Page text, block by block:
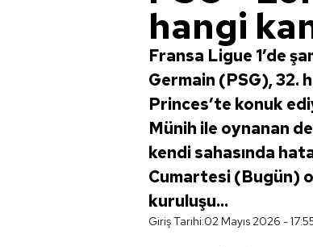
hangi
Fransa Ligue 1’de
Germain (PSG), 32.
Princes’te konuk
Münih ile oynanan
kendi sahasında
Cumartesi (Bugün)
kuruluşu...
Giriş Tarihi:02 Mayıs 2026 -